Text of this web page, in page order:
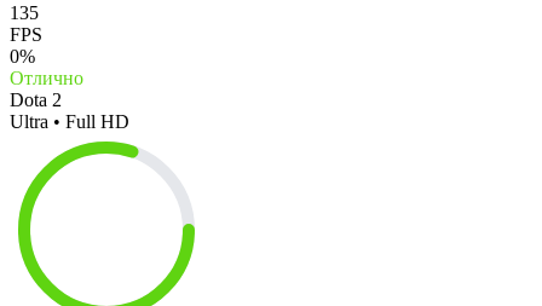
135
FPS
0%
Отлично
Dota 2
Ultra • Full HD